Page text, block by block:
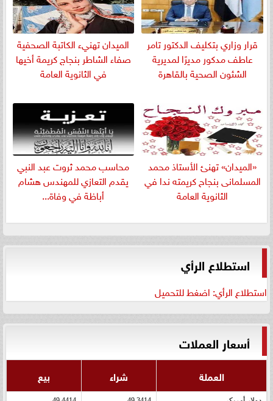
قرار وزاري بتكليف الدكتور تامر
عاطف مدكور مديرًا لمديرية
الشئون الصحية بالقاهرة
الميدان تهنيء الكاتبة الصحفية
صفاء الشاطر بنجاج كريمة أخيها
في الثانوية العامة
«الميدان» تهنئ الأستاذ محمد
المسلمانى بنجاح كريمته ندا في
الثانوية العامة
​محاسب محمد ثروت عبد النبي
يقدم التعازي للمهندس هشام
أباظة في وفاة...
استطلاع الرأي
استطلاع الرأي: اضغط للتحميل
أسعار العملات
العملة شراء بيع